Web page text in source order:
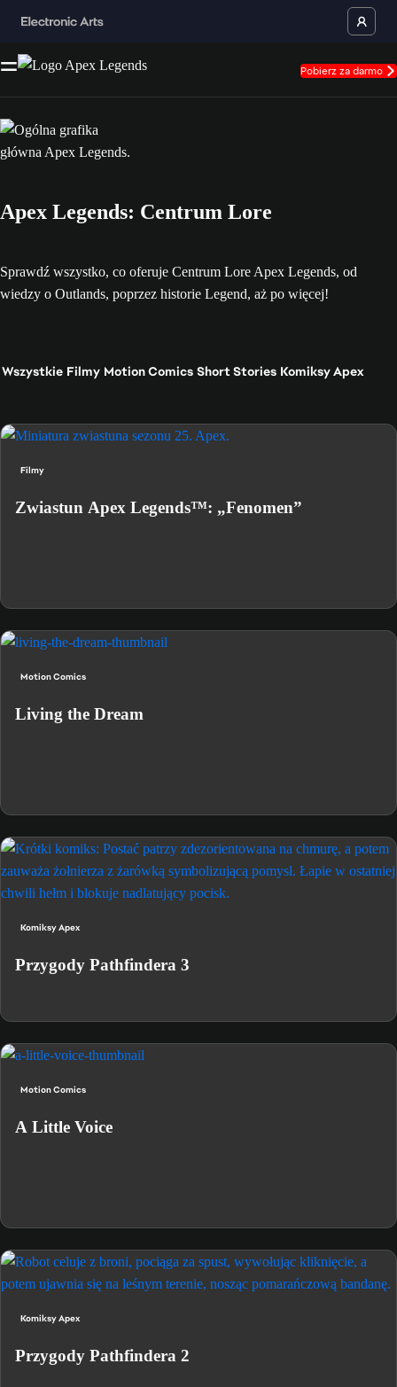
Pobierz za darmo
Apex Legends: Centrum Lore
Sprawdź wszystko, co oferuje Centrum Lore Apex Legends, od
wiedzy o Outlands, poprzez historie Legend, aż po więcej!
Wszystkie Filmy Motion Comics Short Stories Komiksy Apex
Filmy
Zwiastun Apex Legends™: „Fenomen”
Motion Comics
Living the Dream
Komiksy Apex
Przygody Pathfindera 3
Motion Comics
A Little Voice
Komiksy Apex
Przygody Pathfindera 2